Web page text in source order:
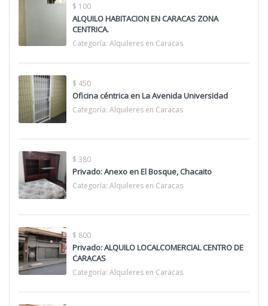
$ 100
ALQUILO HABITACION EN CARACAS ZONA
CENTRICA.
Categoría: Alquileres en Caracas
$ 450
Oficina céntrica en La Avenida Universidad
Categoría: Alquileres en Caracas
$ 380
Privado: Anexo en El Bosque, Chacaito
Categoría: Alquileres en Caracas
$ 800
Privado: ALQUILO LOCALCOMERCIAL CENTRO DE
CARACAS
Categoría: Alquileres en Caracas